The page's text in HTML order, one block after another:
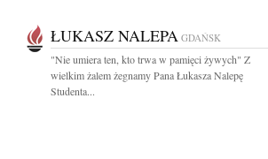
ŁUKASZ NALEPA GDAŃSK
"Nie umiera ten, kto trwa w pamięci żywych" Z
wielkim żalem żegnamy Pana Łukasza Nalepę
Studenta...